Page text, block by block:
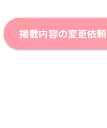
掲載内容の変更依頼